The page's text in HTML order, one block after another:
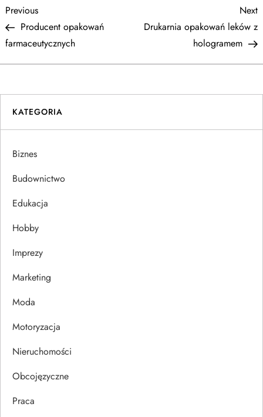
N
a
w
i
g
a
c
a
w
p
u
Previous
Post
Previous
Producent opakowań
farmaceutycznych
Next
Drukarnia opakowań leków z
hologramem
KATEGORIA
Biznes
Budownictwo
Edukacja
Hobby
Imprezy
Marketing
Moda
Motoryzacja
Nieruchomości
Obcojęzyczne
Praca